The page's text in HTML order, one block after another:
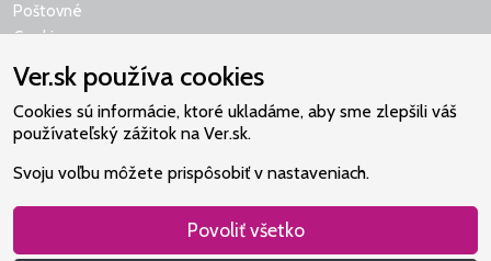
Poštovné
Cookies
Naše srdce je v Martindome.
Podporujeme aktivity spoločenstva,
ktoré pomáha nájsť vzťah s Bohom.
Ver.sk používa cookies
Cookies sú informácie, ktoré ukladáme, aby sme zlepšili váš
používateľský zážitok na Ver.sk.
Svoju voľbu môžete prispôsobiť v nastaveniach.
Povoliť všetko